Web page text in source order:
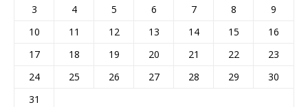
3
4 5 6 7 8
9
10
11 12 13 14 15
16
17
18 19 20 21 22
23
24
25 26 27 28 29
30
31